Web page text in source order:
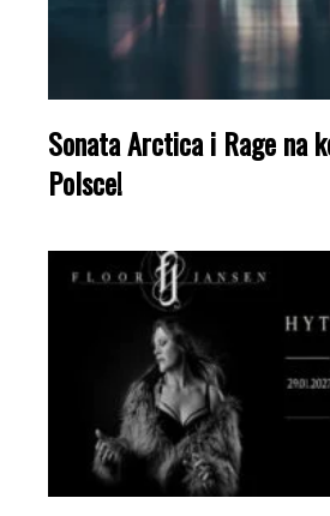
Sonata Arctica i Rage na
Polsce!